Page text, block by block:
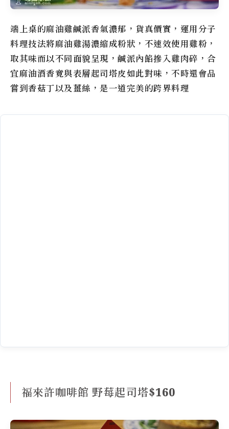
端上桌的麻油雞鹹派香氣濃郁，貨真價實，運用分子
料理技法將麻油雞湯濃縮成粉狀，不速效使用雞粉，
取其味而以不同面貌呈現，鹹派內餡摻入雞肉碎，合
宜麻油酒香竟與表層起司塔皮如此對味，不時還會品
嘗到香菇丁以及薑絲，是一道完美的跨界料理
福來許咖啡館 野莓起司塔$160